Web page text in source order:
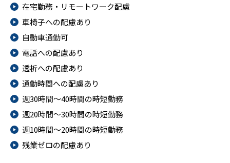
在宅勤務・リモートワーク配慮
車椅子への配慮あり
自動車通勤可
電話への配慮あり
透析への配慮あり
通勤時間への配慮あり
週30時間～40時間の時短勤務
週20時間～30時間の時短勤務
週10時間～20時間の時短勤務
残業ゼロの配慮あり